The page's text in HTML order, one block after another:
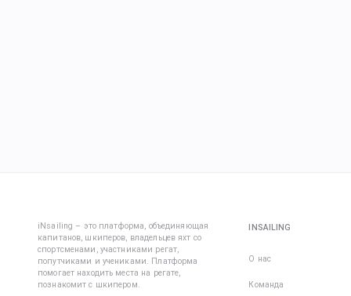
iNsailing – это платформа, объединяющая
капитанов, шкиперов, владельцев яхт со
спортсменами, участниками регат,
попутчиками и учениками. Платформа
помогает находить места на регате,
познакомит с шкипером.
INSAILING
О нас
Команда